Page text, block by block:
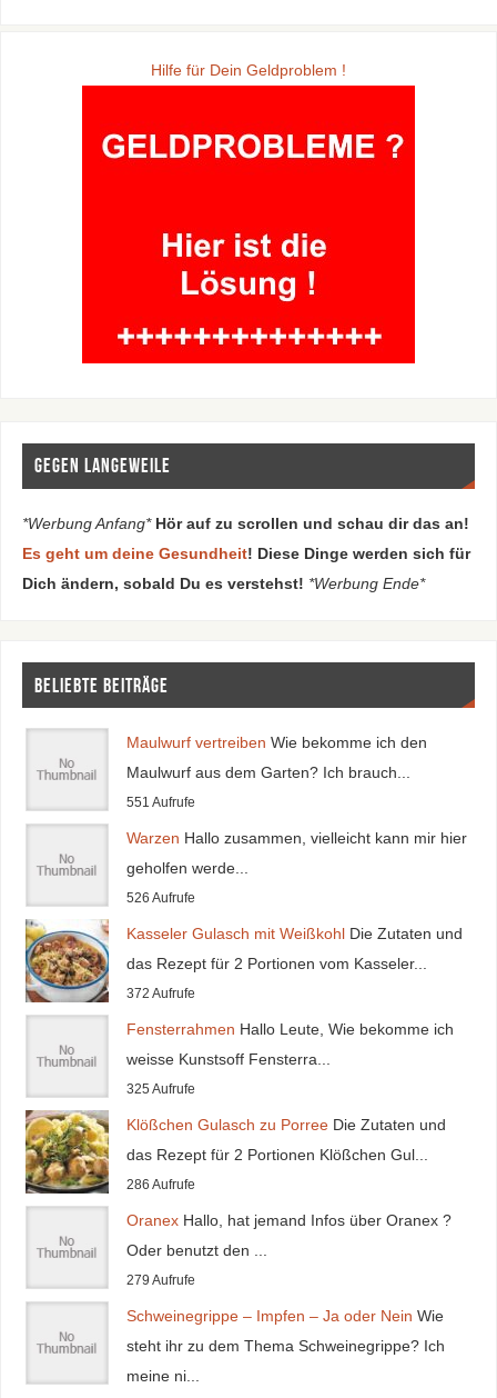
Hilfe für Dein Geldproblem !
Gegen Langeweile
*Werbung Anfang* Hör auf zu scrollen und schau dir das an!
Es geht um deine Gesundheit! Diese Dinge werden sich für
Dich ändern, sobald Du es verstehst! *Werbung Ende*
Beliebte Beiträge
Maulwurf vertreiben Wie bekomme ich den
Maulwurf aus dem Garten? Ich brauch...
551 Aufrufe
Warzen Hallo zusammen, vielleicht kann mir hier
geholfen werde...
526 Aufrufe
Kasseler Gulasch mit Weißkohl Die Zutaten und
das Rezept für 2 Portionen vom Kasseler...
372 Aufrufe
Fensterrahmen Hallo Leute, Wie bekomme ich
weisse Kunstsoff Fensterra...
325 Aufrufe
Klößchen Gulasch zu Porree Die Zutaten und
das Rezept für 2 Portionen Klößchen Gul...
286 Aufrufe
Oranex Hallo, hat jemand Infos über Oranex ?
Oder benutzt den ...
279 Aufrufe
Schweinegrippe – Impfen – Ja oder Nein Wie
steht ihr zu dem Thema Schweinegrippe? Ich
meine ni...